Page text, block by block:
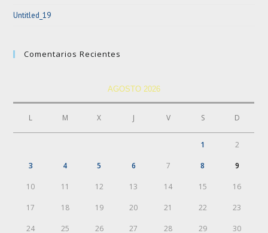
Untitled_19
Comentarios Recientes
AGOSTO 2026
L M X J V S D
1 2
3 4 5 6 7 8 9
10 11 12 13 14 15 16
17 18 19 20 21 22 23
24 25 26 27 28 29 30